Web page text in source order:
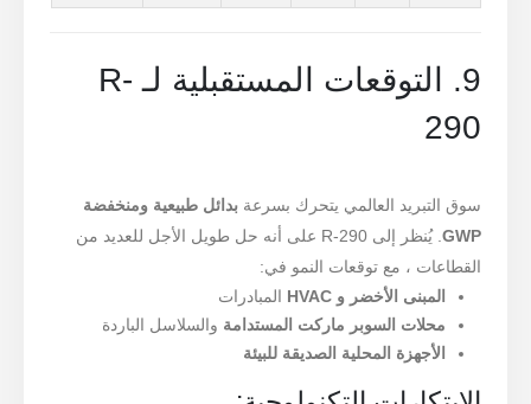
9. التوقعات المستقبلية لـ R-
290
سوق التبريد العالمي يتحرك بسرعةبدائل طبيعية ومنخفضة
GWP
. يُنظر إلى R-290 على أنه حل طويل الأجل للعديد من
القطاعات ، مع توقعات النمو في:
المبنى الأخضر و HVAC
المبادرات
محلات السوبر ماركت المستدامة والسلاسل الباردة
الأجهزة المحلية الصديقة للبيئة